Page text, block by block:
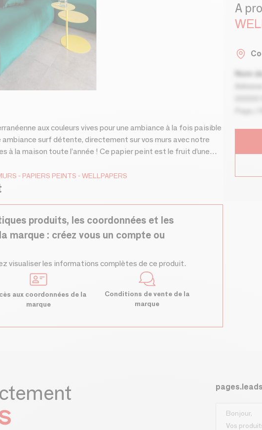
aux couleurs vives pour une ambiance à la fois paisible
surf détente, directement sur vos murs avec notre
à la maison toute l’année ! Ce papier peint est le fruit d’une
l’artiste Élodie Perrier. Impression à la demande,
🌈 Papier peint 100% personnalisable sur demande.
PAPIERS PEINTS WELLPAPERS
produits, les coordonnées et les
marque : créez vous un compte ou
visualiser les informations complètes de ce produit.
aux coordonnées de la
marque
Conditions de vente de la
marque
A
Nom
00000
Pays /